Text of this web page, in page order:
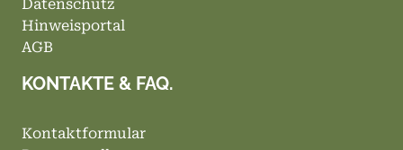
Datenschutz
Hinweisportal
AGB
KONTAKTE & FAQ.
Kontaktformular